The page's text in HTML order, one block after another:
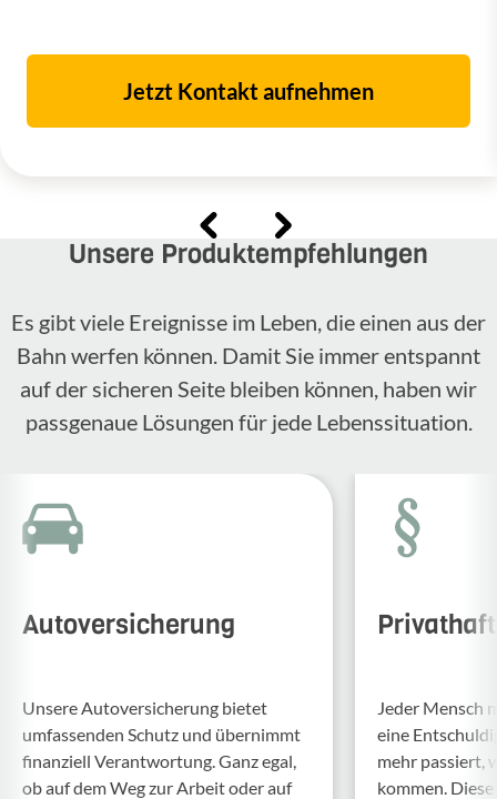
Jetzt Kontakt aufnehmen
Unsere Produktempfehlungen
Es gibt viele Ereignisse im Leben, die einen aus der
Bahn werfen können. Damit Sie immer entspannt
auf der sicheren Seite bleiben können, haben wir
passgenaue Lösungen für jede Lebenssituation.
Autoversicherung
Unsere Auto­ver­si­che­rung bietet
umfas­senden Schutz und über­nimmt
finan­ziell Verant­wor­tung. Ganz egal,
ob auf dem Weg zur Arbeit oder auf
Jeder Mensch
eine
mehr passiert,
kommen.